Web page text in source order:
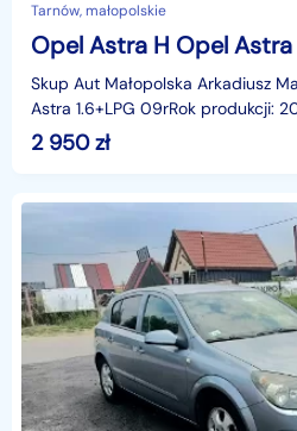
Tarnów, małopolskie
Opel Astra H Opel Astra
Skup Aut Małopolska Arkadiusz
Astra 1.6+LPG 09rRok produkcji:
KombiLiczba miejsc: 5Skrzynia:
kmWy
2 950zł